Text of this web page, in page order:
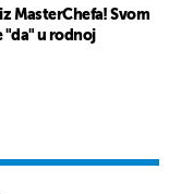
MasterChefa! Svom
"da" u rodnoj